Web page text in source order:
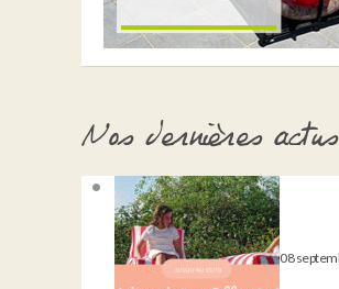
Nos dernières actus